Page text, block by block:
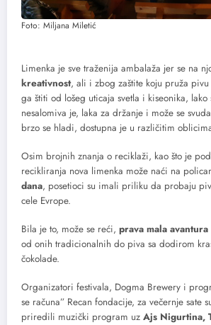
Foto: Miljana Miletić
Limenka je sve traženija ambalaža jer se na
kreativnost, ali i zbog zaštite koju pruža
ga štiti od lošeg uticaja svetla i kiseonika, lako
nesalomiva je, laka za držanje i može se
brzo se hladi, dostupna je u različitim
Osim brojnih znanja o reciklaži, kao što je
recikliranja nova limenka može naći na
dana, posetioci su imali priliku da probaju
cele Evrope.
Bila je to, može se reći, prava mala
od onih tradicionalnih do piva sa dodirom
čokolade.
Organizatori festivala, Dogma Brewery i
se računa” Recan fondacije, za večernje sate
priredili muzički program uz Ajs Nigurtina,